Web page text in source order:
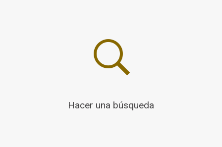
Hacer una búsqueda